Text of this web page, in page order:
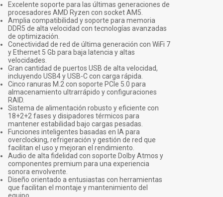
Excelente soporte para las últimas generaciones de
procesadores AMD Ryzen con socket AM5.
Amplia compatibilidad y soporte para memoria
DDR5 de alta velocidad con tecnologías avanzadas
de optimización.
Conectividad de red de última generación con WiFi 7
y Ethernet 5 Gb para baja latencia y altas
velocidades.
Gran cantidad de puertos USB de alta velocidad,
incluyendo USB4 y USB-C con carga rápida.
Cinco ranuras M.2 con soporte PCIe 5.0 para
almacenamiento ultrarrápido y configuraciones
RAID.
Sistema de alimentación robusto y eficiente con
18+2+2 fases y disipadores térmicos para
mantener estabilidad bajo cargas pesadas.
Funciones inteligentes basadas en IA para
overclocking, refrigeración y gestión de red que
facilitan el uso y mejoran el rendimiento.
Audio de alta fidelidad con soporte Dolby Atmos y
componentes premium para una experiencia
sonora envolvente.
Diseño orientado a entusiastas con herramientas
que facilitan el montaje y mantenimiento del